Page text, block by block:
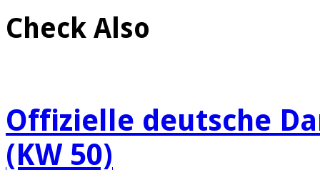
Check Also
Offizielle deutsche
(KW 50)